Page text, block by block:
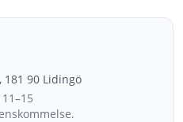
181 90 Lidingö